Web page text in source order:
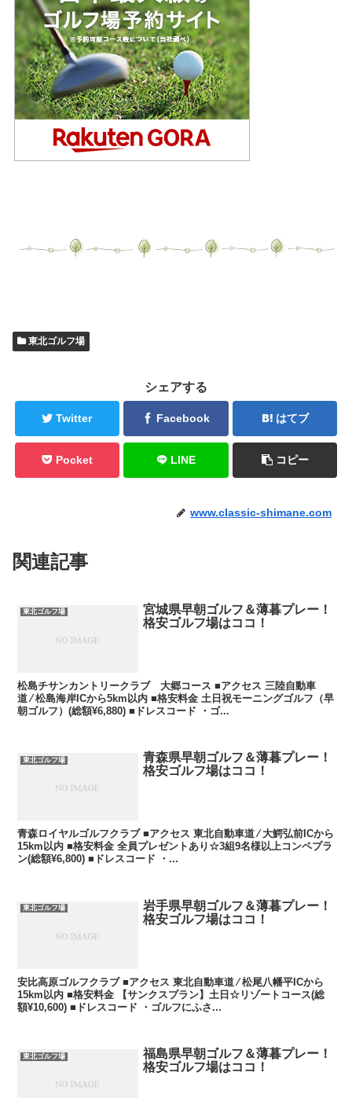
東北ゴルフ場
シェアする
Twitter Facebook はてブ
Pocket LINE コピー
www.classic-shimane.com
関連記事
東北ゴルフ場
宮城県早朝ゴルフ＆薄暮プレー！
格安ゴルフ場はココ！
松島チサンカントリークラブ 大郷コース ■アクセス 三陸自動車
道 ⁄ 松島海岸ICから5km以内 ■格安料金 土日祝モーニングゴルフ（早
朝ゴルフ）(総額¥6,880) ■ドレスコード ・ゴ...
東北ゴルフ場
青森県早朝ゴルフ＆薄暮プレー！
格安ゴルフ場はココ！
青森ロイヤルゴルフクラブ ■アクセス 東北自動車道 ⁄ 大鰐弘前ICから
15km以内 ■格安料金 全員プレゼントあり☆3組9名様以上コンペプラ
ン(総額¥6,800) ■ドレスコード ・...
東北ゴルフ場
岩手県早朝ゴルフ＆薄暮プレー！
格安ゴルフ場はココ！
安比高原ゴルフクラブ ■アクセス 東北自動車道 ⁄ 松尾八幡平ICから
15km以内 ■格安料金 【サンクスプラン】土日☆リゾートコース(総
額¥10,600) ■ドレスコード ・ゴルフにふさ...
東北ゴルフ場
福島県早朝ゴルフ＆薄暮プレー！
格安ゴルフ場はココ！